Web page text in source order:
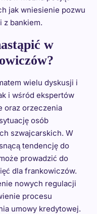
jak wniesienie pozwu
z bankiem.
w
wielu dyskusji i
i wśród ekspertów
oraz orzeczenia
osób
szwajcarskich. W
tendencję do
prowadzić do
dla frankowiczów.
nowych regulacji
procesu
umowy kredytowej.